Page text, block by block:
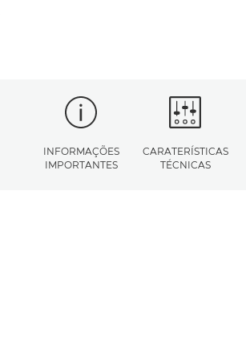
INFORMAÇÕES
IMPORTANTES
CARATERÍSTICAS
TÉCNICAS